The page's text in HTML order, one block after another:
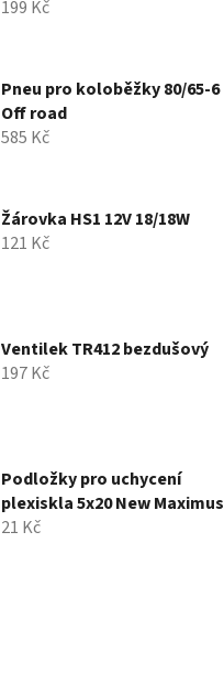
199 Kč
Pneu pro koloběžky 80/65-6
Off road
585 Kč
Žárovka HS1 12V 18/18W
121 Kč
Ventilek TR412 bezdušový
197 Kč
Podložky pro uchycení
plexiskla 5x20 New Maximus
21 Kč